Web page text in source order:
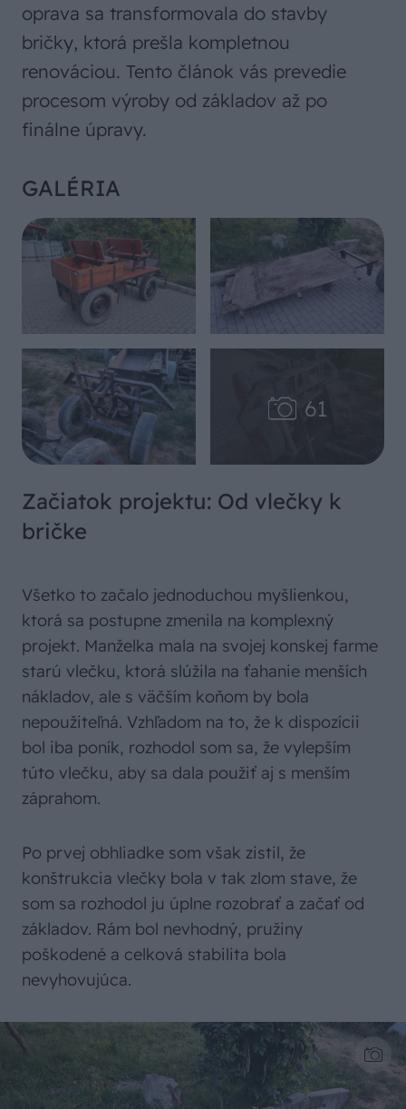
oprava sa transformovala do stavby
bričky, ktorá prešla kompletnou
renováciou. Tento článok vás prevedie
procesom výroby od základov až po
finálne úpravy.
GALÉRIA
Začiatok projektu: Od vlečky k
bričke
Všetko to začalo jednoduchou myšlienkou,
ktorá sa postupne zmenila na komplexný
projekt. Manželka mala na svojej konskej farme
starú vlečku, ktorá slúžila na ťahanie menších
nákladov, ale s väčším koňom by bola
nepoužiteľná. Vzhľadom na to, že k dispozícii
bol iba poník, rozhodol som sa, že vylepším
túto vlečku, aby sa dala použiť aj s menším
záprahom.
Po prvej obhliadke som však zistil, že
konštrukcia vlečky bola v tak zlom stave, že
som sa rozhodol ju úplne rozobrať a začať od
základov. Rám bol nevhodný, pružiny
poškodené a celková stabilita bola
nevyhovujúca.